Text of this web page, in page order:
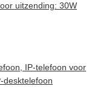
uitzending: 30W
IP-telefoon voor
desktelefoon